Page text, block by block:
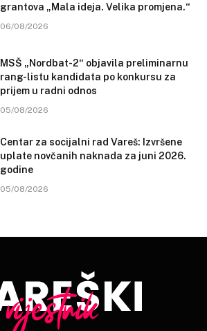
grantova „Mala ideja. Velika promjena.“
06/08/2026
MSŠ „Nordbat-2“ objavila preliminarnu
rang-listu kandidata po konkursu za
prijem u radni odnos
05/08/2026
Centar za socijalni rad Vareš: Izvršene
uplate novčanih naknada za juni 2026.
godine
05/08/2026